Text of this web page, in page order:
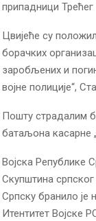
припадници Трећег
Цвијеће су
борачких
заробљених и
војне полиције“,
Пошту страдалим
батаљона касарне
Војска Републике
Скупштина
Српску бранило је
Итентитет Војске